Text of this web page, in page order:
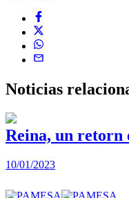
Noticias
Reina, un retorn
10/01/2023